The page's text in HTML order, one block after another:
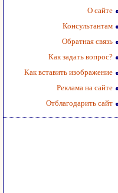
О сайте
Консультантам
Обратная связь
Как задать вопрос?
Как вставить изображение
Реклама на сайте
Отблагодарить сайт